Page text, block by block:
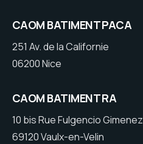
CAOM BATIMENT PACA
251 Av. de la Californie
06200 Nice
CAOM BATIMENT RA
10 bis Rue Fulgencio Gimenez
69120 Vaulx-en-Velin